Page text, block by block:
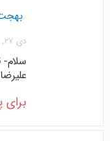
دی ۲۷, ۱۳۹۷ در ۲۲:۴۳
برای